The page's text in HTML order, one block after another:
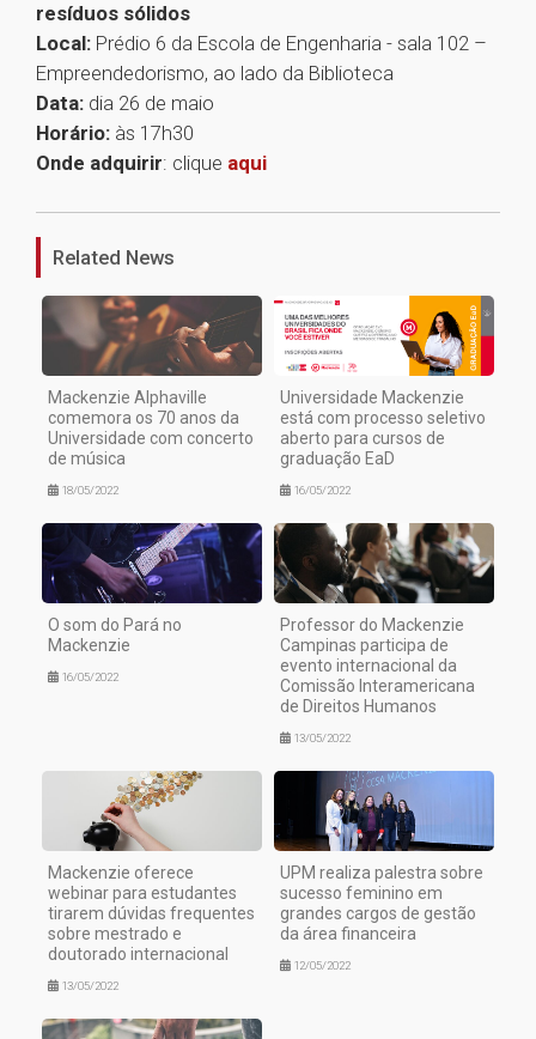
resíduos sólidos
Local: Prédio 6 da Escola de Engenharia - sala 102 –
Empreendedorismo, ao lado da Biblioteca
Data: dia 26 de maio
Horário: às 17h30
Onde adquirir: clique aqui1
Related News
Mackenzie Alphaville
comemora os 70 anos da
Universidade com concerto
de música
18/05/2022
Universidade Mackenzie
está com processo seletivo
aberto para cursos de
graduação EaD
16/05/2022
O som do Pará no
Mackenzie
16/05/2022
Professor do Mackenzie
Campinas participa de
evento internacional da
Comissão Interamericana
de Direitos Humanos
13/05/2022
Mackenzie oferece
webinar para estudantes
tirarem dúvidas frequentes
sobre mestrado e
doutorado internacional
13/05/2022
UPM realiza palestra sobre
sucesso feminino em
grandes cargos de gestão
da área financeira
12/05/2022